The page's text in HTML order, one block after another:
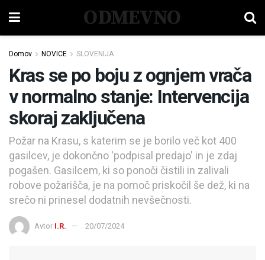
ODMEVNO
Domov NOVICE SLOVENIJA
Kras se po boju z ognjem vrača
v normalno stanje: Intervencija
skoraj zaključena
Požar na Krasu, s katerim se je borilo več kot 400
gasilcev, je dokončno 'podpisal predajo' in je zdaj
pogašen. Gasilcem, ki so ponoči čistili in zalivali
robove požarišča, je na pomoč priskočil še dež, ki na
srečo ni prinesel dodatnih nevšečnosti.
Avtor I.R. 20/07/2024